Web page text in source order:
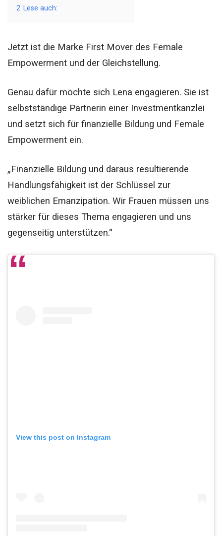
2 Lese auch:
Jetzt ist die Marke First Mover des Female
Empowerment und der Gleichstellung.
Genau dafür möchte sich Lena engagieren. Sie ist
selbstständige Partnerin einer Investmentkanzlei
und setzt sich für finanzielle Bildung und Female
Empowerment ein.
„Finanzielle Bildung und daraus resultierende
Handlungsfähigkeit ist der Schlüssel zur
weiblichen Emanzipation. Wir Frauen müssen uns
stärker für dieses Thema engagieren und uns
gegenseitig unterstützen.“
View this post on Instagram